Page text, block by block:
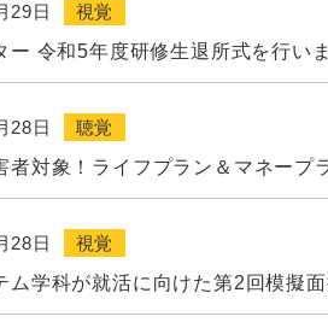
29日
視覚
ー 令和5年度研修生退所式を行い
28日
聴覚
者対象！ライフプラン＆マネープ
28日
視覚
ム学科が就活に向けた第2回模擬